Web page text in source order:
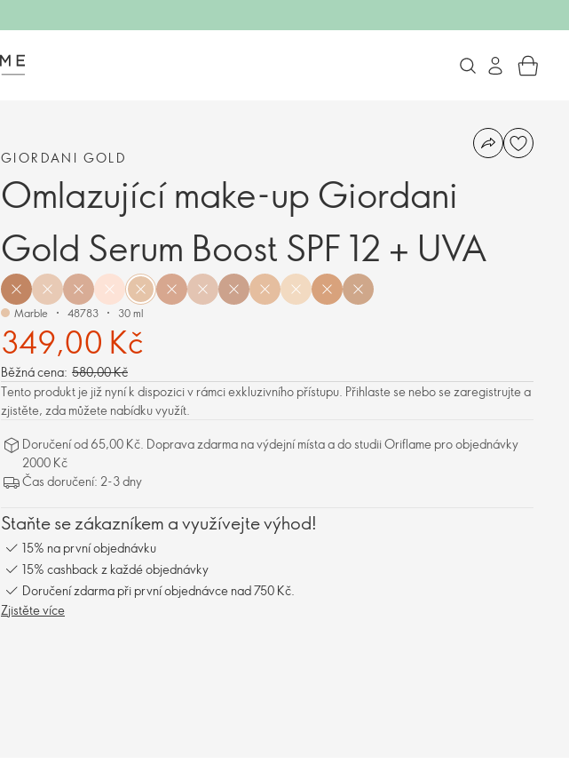
GIORDANI GOLD
Omlazující make-up Giordani
Gold Serum Boost SPF 12 + UVA
Marble 48783 30 ml
349,00 Kč
Běžná cena: 580,00 Kč
Tento produkt je již nyní k dispozici v rámci exkluzivního přístupu. Přihlaste se nebo se zaregistrujte a
zjistěte, zda můžete nabídku využít.
Doručení od 65,00 Kč. Doprava zdarma na výdejní místa a do studii Oriflame pro objednávky
2000 Kč
Čas doručení: 2-3 dny
Staňte se zákazníkem a využívejte výhod!
15% na první objednávku
15% cashback z každé objednávky
Doručení zdarma při první objednávce nad 750 Kč.
Zjistěte více